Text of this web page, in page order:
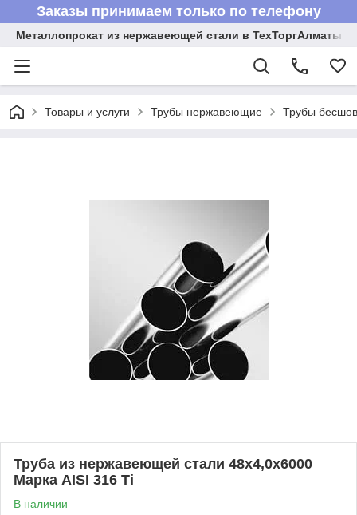
Заказы принимаем только по телефону
Металлопрокат из нержавеющей стали в ТехТоргАлматы
Товары и услуги Трубы нержавеющие Трубы
Труба из нержавеющей стали 48х4,0х6000
Марка AISI 316 Ti
В наличии